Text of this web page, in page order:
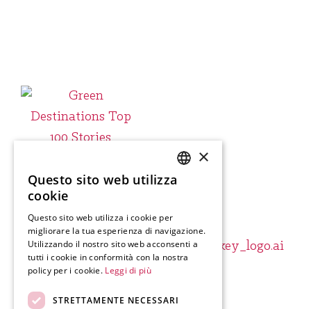
SLOVENIAN
GERMAN
ITALIAN
×
Questo sito web utilizza
cookie
Questo sito web utilizza i cookie per
migliorare la tua esperienza di navigazione.
Utilizzando il nostro sito web acconsenti a
tutti i cookie in conformità con la nostra
policy per i cookie. Leggi di più
STRETTAMENTE NECESSARI